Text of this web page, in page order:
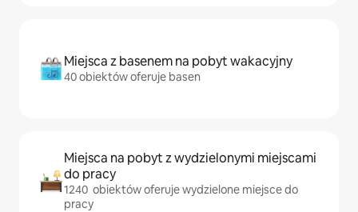
Miejsca z basenem na pobyt wakacyjny
40 obiektów oferuje basen
Miejsca na pobyt z wydzielonymi miejscami
do pracy
1240 obiektów oferuje wydzielone miejsce do
pracy